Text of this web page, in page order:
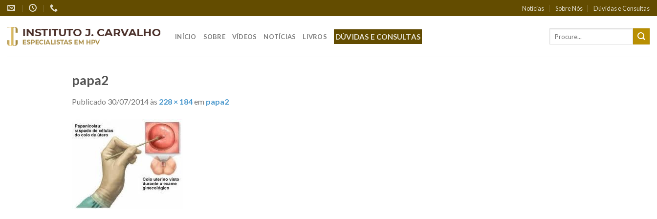
Skip
to
content
Notícias Sobre Nós Dúvidas e Consultas
INÍCIO SOBRE VÍDEOS NOTÍCIAS LIVROS DÚVIDAS E CONSULTAS
papa2
Publicado 30/07/2014às 228 × 184em papa2